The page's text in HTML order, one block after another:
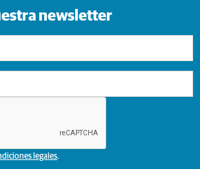
newsletter
legales.